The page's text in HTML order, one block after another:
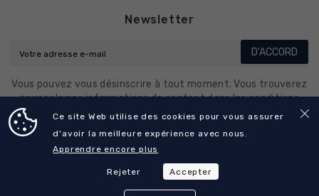
Ce site Web utilise des cookies pour vous assurer
d'avoir la meilleure expérience avec nous.
Apprendre encore plus
Rejeter Accepter
Newsletter
D'ACCORD
Vous pouvez vous désinscrire à tout moment. Vous trouverez
pour cela nos informations de contact dans les conditions
d'utilisation du site.